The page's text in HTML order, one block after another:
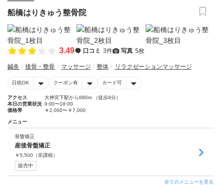
船橋はりきゅう整骨院
3.49 口コミ 3件 写真 5枚
鍼灸 接骨・整骨 マッサージ 整体 リラクゼーションマッサージ
日祝OK クーポン有 カード可
アクセス
大神宮下駅から680m （徒歩9分）
本日の営業状況 9:00〜18:00
価格帯
￥2,000〜￥7,000
メニュー
骨盤矯正
産後骨盤矯正
￥5,500 （非課税）
販売中
全てのメニューを見る